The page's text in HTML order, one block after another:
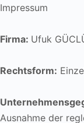
Impressum
Firma: Ufuk
Rechtsform:
Ausnahme der